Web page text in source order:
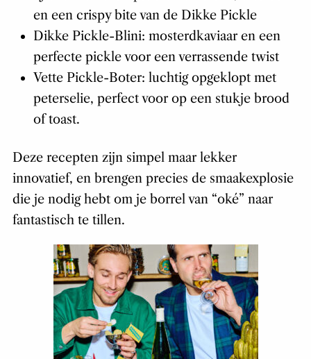
en een crispy bite van de Dikke Pickle
Dikke Pickle-Blini: mosterdkaviaar en een
perfecte pickle voor een verrassende twist
Vette Pickle-Boter: luchtig opgeklopt met
peterselie, perfect voor op een stukje brood
of toast.
Deze recepten zijn simpel maar lekker
innovatief, en brengen precies de smaakexplosie
die je nodig hebt om je borrel van “oké” naar
fantastisch te tillen.